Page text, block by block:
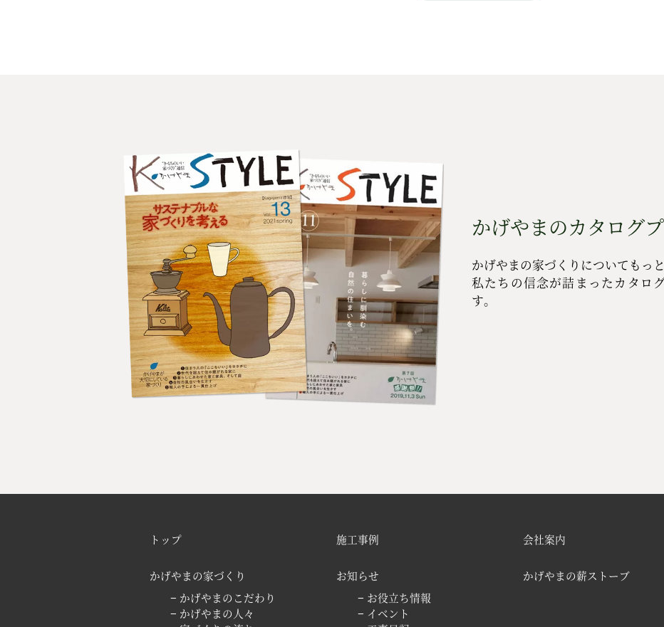
かげやまのカタログ
かげやまの家づくりについてもっ
私たちの信念が詰まったカタロ
す。
トップ
かげやまの家づくり
− かげやまのこだわり
− かげやまの人々
施工事例
お知らせ
− お役立ち情報
− イベント
会社案内
かげやまの薪ストーブ